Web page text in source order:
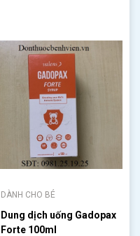
DÀNH CHO BÉ
Dung dịch uống Gadopax
Forte 100ml